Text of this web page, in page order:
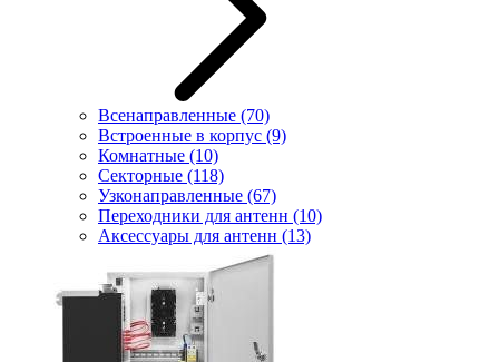
Всенаправленные (70)
Встроенные в корпус (9)
Комнатные (10)
Секторные (118)
Узконаправленные (67)
Переходники для антенн (10)
Аксессуары для антенн (13)